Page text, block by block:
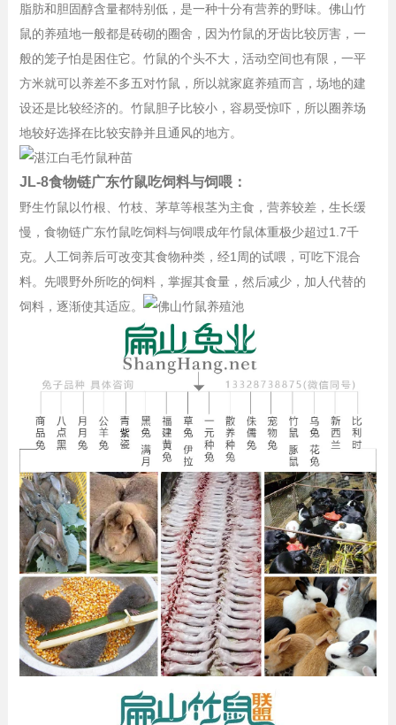
脂肪和胆固醇含量都特别低，是一种十分有营养的野味。 佛山竹
鼠的养殖地一般都是砖砌的圈舍，因为竹鼠的牙齿比较厉害，一
般的笼子怕是困住它。竹鼠的个头不大，活动空间也有限，一平
方米就可以养差不多五对竹鼠，所以就家庭养殖而言，场地的建
设还是比较经济的。竹鼠胆子比较小，容易受惊吓，所以圈养场
地较好选择在比较安静并且通风的地方。
JL-8食物链广东竹鼠吃饲料与饲喂：
野生竹鼠以竹根、竹枝、茅草等根茎为主食，营养较差，生长缓
慢，食物链广东竹鼠吃饲料与饲喂成年竹鼠体重极少超过1.7千
克。人工饲养后可改变其食物种类，经1周的试喂，可吃下混合
料。先喂野外所吃的饲料，掌握其食量，然后减少，加人代替的
饲料，逐渐使其适应。